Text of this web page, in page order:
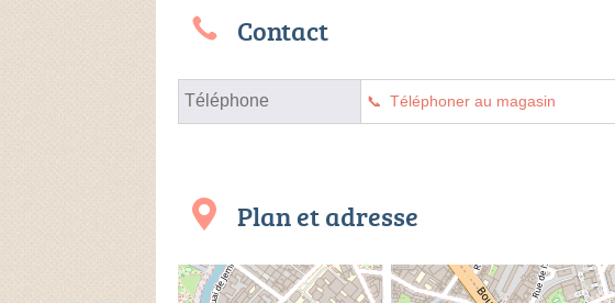
Contact
Téléphone Téléphoner au magasin
Plan et adresse